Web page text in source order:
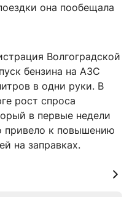
она пообещала
Волгоградской
бензина на АЗС
в одни руки. В
рост спроса
в первые недели
привело к повышению
на заправках.